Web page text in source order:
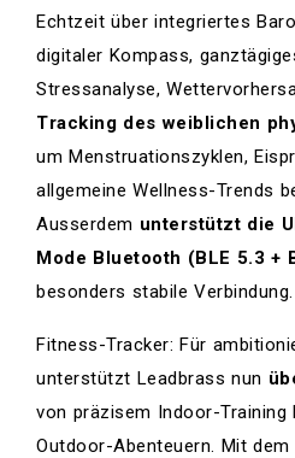
Echtzeit über integriertes
digitaler Kompass,
Stressanalyse,
Tracking des weiblichen
um Menstruationszyklen,
allgemeine Wellness-Trends
Ausserdem unterstützt die
Mode Bluetooth (BLE 5.3 +
besonders stabile Verbindung.
Fitness-Tracker: Für
unterstützt Leadbrass nun
von präzisem Indoor-Training
Outdoor-Abenteuern. Mit dem